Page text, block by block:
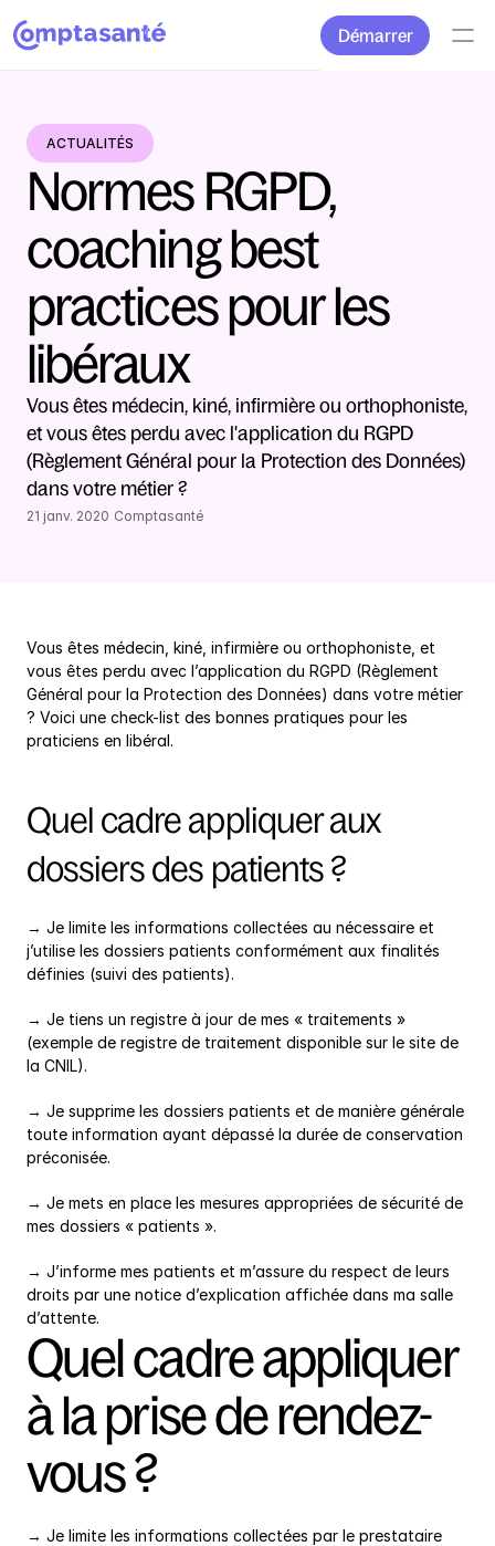
Démarrer
ACTUALITÉS
Normes RGPD,
coaching best
practices pour les
libéraux
Vous êtes médecin, kiné, infirmière ou orthophoniste,
et vous êtes perdu avec l'application du RGPD
(Règlement Général pour la Protection des Données)
dans votre métier ?
21 janv. 2020 Comptasanté
Vous êtes médecin, kiné, infirmière ou orthophoniste, et
vous êtes perdu avec l’application du RGPD (Règlement
Général pour la Protection des Données) dans votre métier
? Voici une check-list des bonnes pratiques pour les
praticiens en libéral.
Quel cadre appliquer aux
dossiers des patients ?
→ Je limite les informations collectées au nécessaire et
j’utilise les dossiers patients conformément aux finalités
définies (suivi des patients).
→ Je tiens un registre à jour de mes « traitements »
(exemple de registre de traitement disponible sur le site de
la CNIL).
→ Je supprime les dossiers patients et de manière générale
toute information ayant dépassé la durée de conservation
préconisée.
→ Je mets en place les mesures appropriées de sécurité de
mes dossiers « patients ».
→ J’informe mes patients et m’assure du respect de leurs
droits par une notice d’explication affichée dans ma salle
d’attente.
Quel cadre appliquer
à la prise de rendez-
vous ?
→ Je limite les informations collectées par le prestataire